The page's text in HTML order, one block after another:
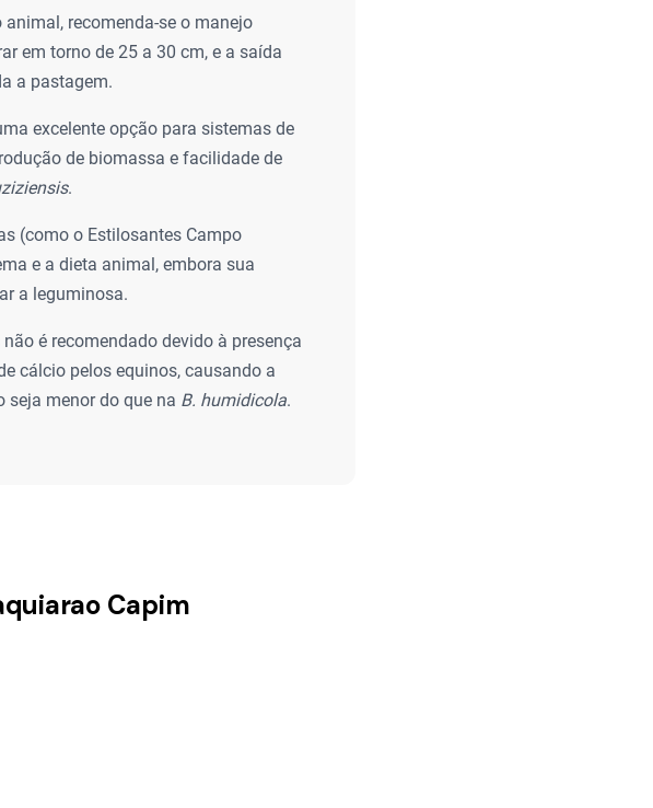
recomenda-se o manejo
em torno de 25 a 30 cm, e a saída
a pastagem.
excelente opção para sistemas de
de biomassa e facilidade de
.
(como o Estilosantes Campo
e a dieta animal, embora sua
a leguminosa.
é recomendado devido à presença
cálcio pelos equinos, causando a
seja menor do que na B. humidicola.
Capim